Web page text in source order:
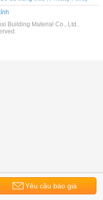
Yêu cầu báo giá
Building Material Co., Ltd..